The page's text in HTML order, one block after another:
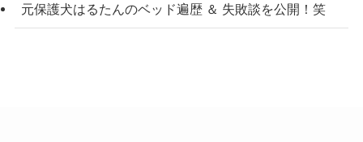
元保護犬はるたんのベッド遍歴 ＆ 失敗談を公開！笑